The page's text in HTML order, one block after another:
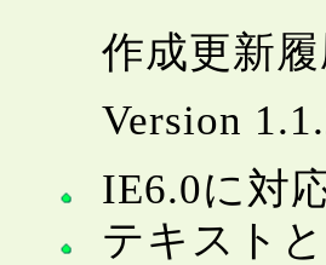
作成更新
Version
IE6.0に対
テキスト